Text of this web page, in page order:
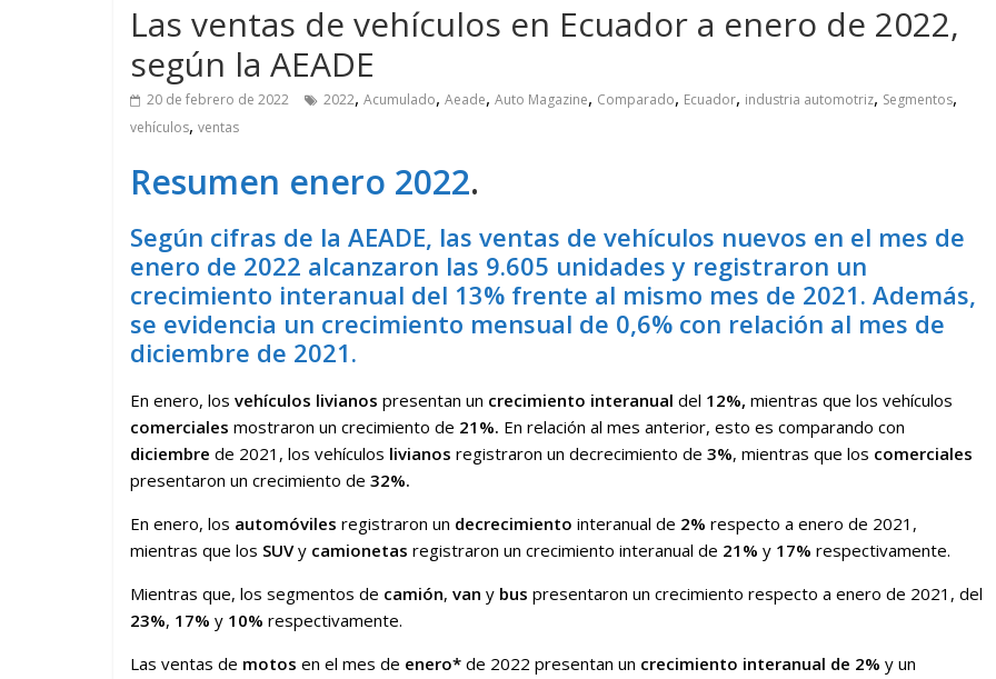
Las ventas de vehículos en Ecuador a enero de 2022,
según la AEADE
20 de febrero de 2022 2022, Acumulado, Aeade, Auto Magazine, Comparado, Ecuador, industria automotriz, Segmentos,
vehículos, ventas
Resumen enero 2022.
Según cifras de la AEADE, las ventas de vehículos nuevos en el mes de
enero de 2022 alcanzaron las 9.605 unidades y registraron un
crecimiento interanual del 13% frente al mismo mes de 2021. Además,
se evidencia un crecimiento mensual de 0,6% con relación al mes de
diciembre de 2021.
En enero, los vehículos livianos presentan un crecimiento interanual del 12%, mientras que los vehículos
comerciales mostraron un crecimiento de 21%. En relación al mes anterior, esto es comparando con
diciembre de 2021, los vehículos livianos registraron un decrecimiento de 3%, mientras que los comerciales
presentaron un crecimiento de 32%.
En enero, los automóviles registraron un decrecimiento interanual de 2% respecto a enero de 2021,
mientras que los SUVy camionetas registraron un crecimiento interanual de 21% y 17% respectivamente.
Mientras que, los segmentos de camión, van y bus presentaron un crecimiento respecto a enero de 2021, del
23%, 17% y 10% respectivamente.
Las ventas de motos en el mes de enero* de 2022 presentan un crecimiento interanual de 2% y un